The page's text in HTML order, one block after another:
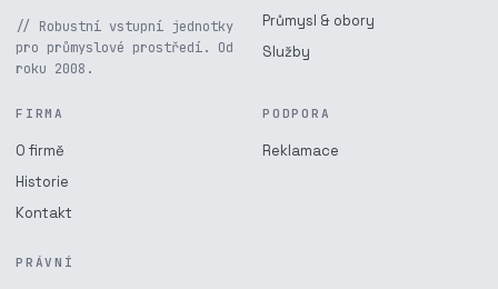
// Robustní vstupní jednotky
pro průmyslové prostředí. Od
roku 2008.
Průmysl & obory
Služby
FIRMA
O firmě
Historie
Kontakt
PODPORA
Reklamace
PRÁVNÍ